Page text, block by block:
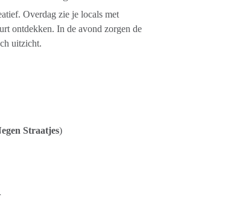
Overdag zie je locals met
ontdekken. In de avond zorgen de
uitzicht.
Straatjes)